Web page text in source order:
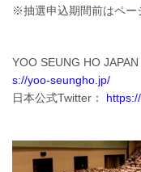
※抽選申込期間前はペー
YOO SEUNG HO JAPAN
s://yoo-seungho.jp/
日本公式Twitter：